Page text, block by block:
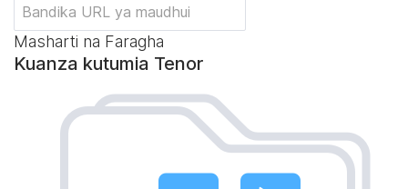
Masharti na Faragha
Kuanza kutumia Tenor